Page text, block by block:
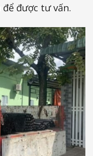
được tư vấn.